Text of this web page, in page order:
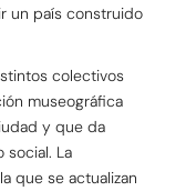
un país construido
colectivos
museográfica
y que da
social. La
que se actualizan